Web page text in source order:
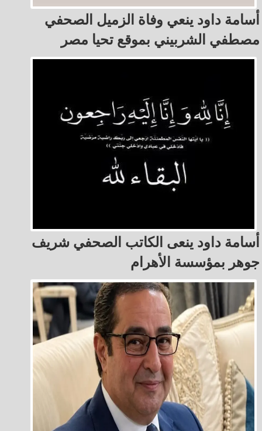
أسامة داود ينعي وفاة الزميل الصحفي
مصطفي الشربيني بموقع تحيا مصر
أسامة داود ينعى الكاتب الصحفي شريف
جوهر بمؤسسة الأهرام